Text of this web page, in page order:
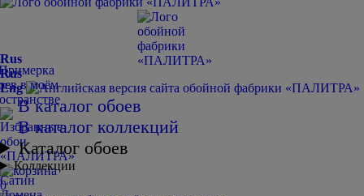
0
Rus
Rus
Eng
В каталог обоев
В каталог коллекций
Каталог обоев
Коллекции
Сатин